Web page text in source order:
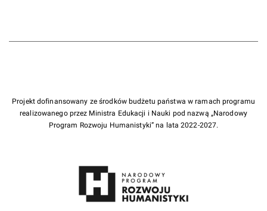
Projekt dofinansowany ze środków budżetu państwa w ramach programu
realizowanego przez Ministra Edukacji i Nauki pod nazwą „Narodowy
Program Rozwoju Humanistyki” na lata 2022-2027.